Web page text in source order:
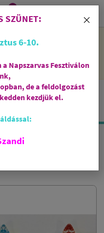
6-10 - rendelni lehet
őket.
0
×
SZÜNET:
6-10.
Napszarvas Fesztiválon
de a feldolgozást
kezdjük el.